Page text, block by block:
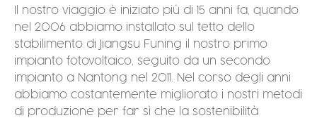
Il nostro viaggio è iniziato più di 15 anni fa, quando
nel 2006 abbiamo installato sul tetto dello
stabilimento di Jiangsu Funing il nostro primo
impianto fotovoltaico, seguito da un secondo
impianto a Nantong nel 2011. Nel corso degli anni
abbiamo costantemente migliorato i nostri metodi
di produzione per far sì che la sostenibilità